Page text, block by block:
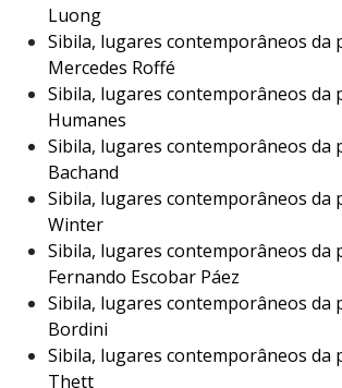
Luong
Sibila, lugares contemporâneos da
Mercedes Roffé
Sibila, lugares contemporâneos da
Humanes
Sibila, lugares contemporâneos da
Bachand
Sibila, lugares contemporâneos da
Winter
Sibila, lugares contemporâneos da
Fernando Escobar Páez
Sibila, lugares contemporâneos da
Bordini
Sibila, lugares contemporâneos da
Thett